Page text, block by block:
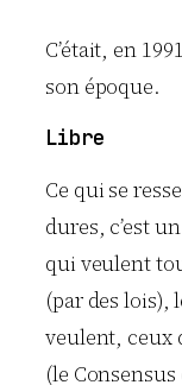
C’était, en
son époque.
Libre
Ce qui se
dures, c’est
qui veulent
(par des lois),
veulent, ceux
(le